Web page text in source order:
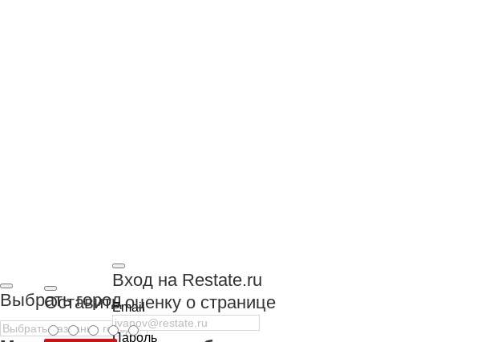
Выбрать город
Вход на Restate.ru
Email
Пароль
Оставить оценку о странице